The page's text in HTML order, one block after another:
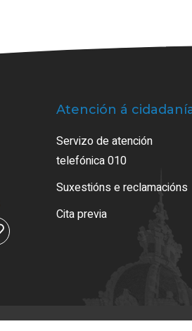
Atención á
Servizo de atención
telefónica 010
Suxestións e reclamacións
Cita previa